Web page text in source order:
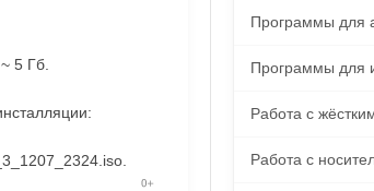
5 Гб.
Программы для
Программы для
Работа с
Работа с